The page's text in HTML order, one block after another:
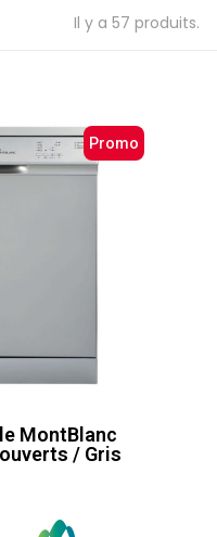
Il y a 57 produits.
Promo
MontBlanc
/ Gris